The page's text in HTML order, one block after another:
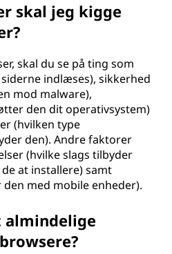
skal jeg kigge
skal du se på ting som
indlæses), sikkerhed
mod malware),
den dit operativsystem)
(hvilken type
den). Andre faktorer
(hvilke slags tilbyder
at installere) samt
med mobile enheder).
almindelige